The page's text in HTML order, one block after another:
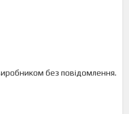
без повідомлення.